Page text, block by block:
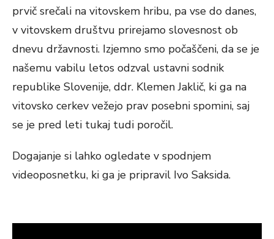
prvič srečali na vitovskem hribu, pa vse do danes,
v vitovskem društvu prirejamo slovesnost ob
dnevu državnosti. Izjemno smo počaščeni, da se je
našemu vabilu letos odzval ustavni sodnik
republike Slovenije, ddr. Klemen Jaklič, ki ga na
vitovsko cerkev vežejo prav posebni spomini, saj
se je pred leti tukaj tudi poročil.
Dogajanje si lahko ogledate v spodnjem
videoposnetku, ki ga je pripravil Ivo Saksida.